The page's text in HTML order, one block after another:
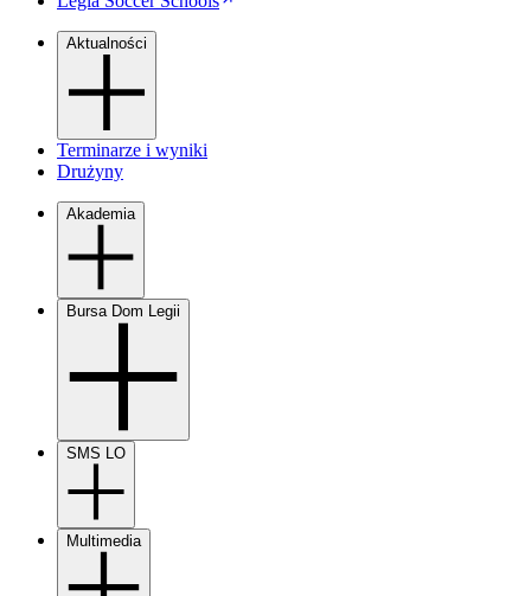
Aktualności
Terminarze i wyniki
Drużyny
Akademia
Bursa Dom Legii
SMS LO
Multimedia